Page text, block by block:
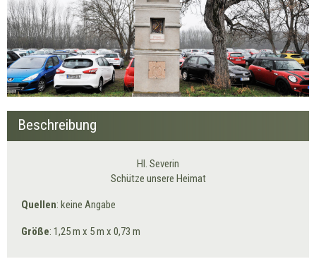
Beschreibung
Hl. Severin
Schütze unsere Heimat
Quellen: keine Angabe
Größe: 1,25 m x 5 m x 0,73 m